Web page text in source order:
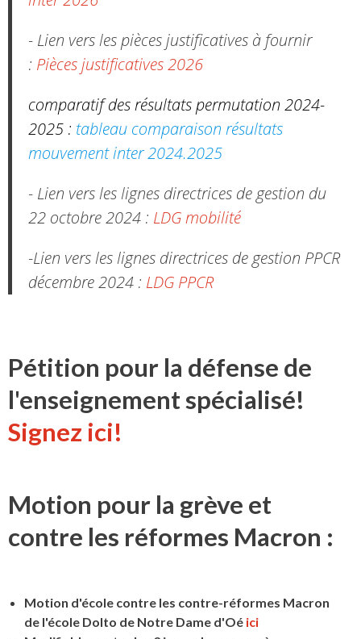
- Lien vers les pièces justificatives à fournir
: Pièces justificatives 2026
comparatif des résultats permutation 2024-
2025 : tableau comparaison résultats
mouvement inter 2024.2025
- Lien vers les lignes directrices de gestion du
22 octobre 2024 : LDG mobilité
-Lien vers les lignes directrices de gestion PPCR
décembre 2024 : LDG PPCR
Pétition pour la défense de
l'enseignement spécialisé!
Signez ici!
Motion pour la grève et
contre les réformes Macron :
Motion d'école contre les contre-réformes Macron
de l'école Dolto de Notre Dame d'Oé ici